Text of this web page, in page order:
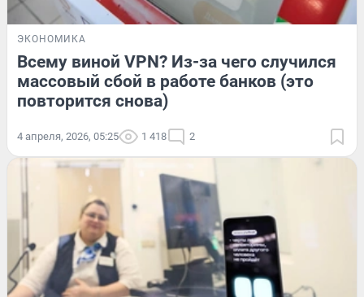
ЭКОНОМИКА
Всему виной VPN? Из-за чего случился
массовый сбой в работе банков (это
повторится снова)
4 апреля, 2026, 05:25 1 418 2